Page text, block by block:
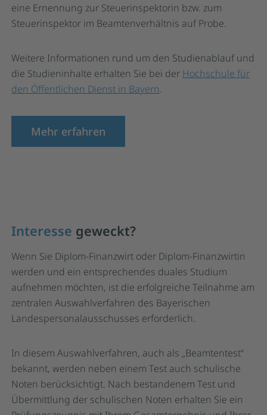
eine Ernennung zur Steuerinspektorin bzw. zum
Steuerinspektor im Beamtenverhältnis auf Probe.
Weitere Informationen rund um den Studienablauf und
die Studieninhalte erhalten Sie bei der Hochschule für
den Öffentlichen Dienst in Bayern.
Mehr erfahren
Interesse geweckt?
Wenn Sie Diplom-Finanzwirt oder Diplom-Finanzwirtin
werden und ein entsprechendes duales Studium
aufnehmen möchten, ist die erfolgreiche Teilnahme am
zentralen Auswahlverfahren des Bayerischen
Landespersonalausschusses erforderlich.
In diesem Auswahlverfahren, auch als „Beamtentest“
bekannt, werden neben einem Test auch schulische
Noten berücksichtigt. Nach bestandenem Test und
Übermittlung der schulischen Noten erhalten Sie ein